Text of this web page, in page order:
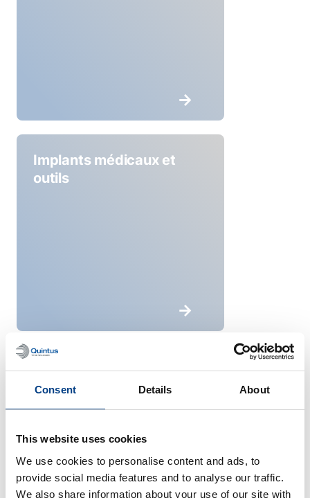
Consent Details About
This website uses cookies
We use cookies to personalise content and ads, to
provide social media features and to analyse our traffic.
We also share information about your use of our site with
Implants médicaux et
outils
Fournisseurs de
services